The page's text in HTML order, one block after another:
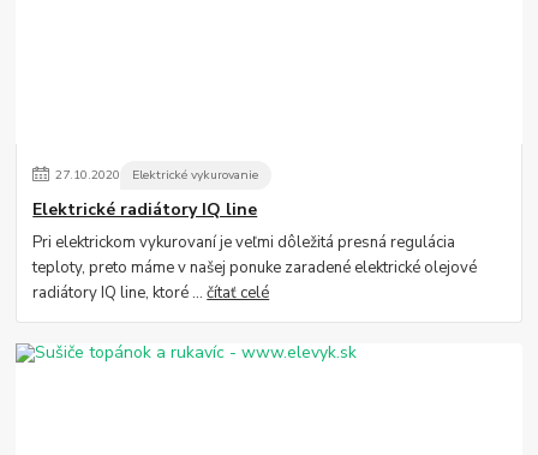
27.10.2020 Elektrické vykurovanie
Elektrické radiátory IQ line
Pri elektrickom vykurovaní je veľmi dôležitá presná regulácia
teploty, preto máme v našej ponuke zaradené elektrické olejové
radiátory IQ line, ktoré ...čítať celé